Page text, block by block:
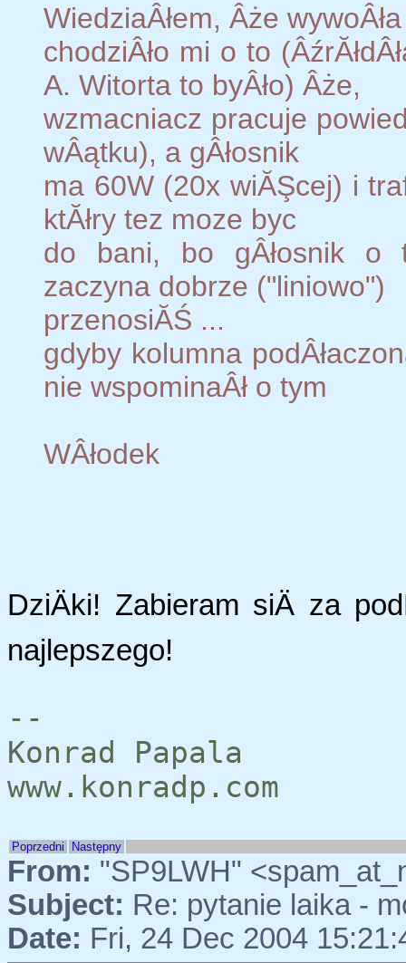
WiedziaÂłem, Âże
chodziÂło mi o to
A. Witorta to byÂło) Âże,
wzmacniacz pracuje
wÂątku), a gÂłosnik
ma 60W (20x wiĂŞcej) i
ktĂłry tez moze byc
do bani, bo gÂłosnik o
zaczyna dobrze ("liniowo")
przenosiĂŚ ...
gdyby kolumna
nie wspominaÂł o tym
WÂłodek
DziÄki! Zabieram siÄ za
najlepszego!
--
Konrad Papala
www.konradp.com
Poprzedni Następny
From: "SP9LWH"
Subject: Re: pytanie laika -
Date: Fri, 24 Dec 2004